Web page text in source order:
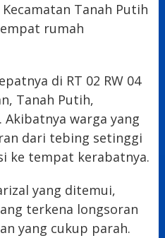
Tanah Putih
rumah
di RT 02 RW 04
Tanah Putih,
Akibatnya warga yang
dari tebing setinggi
ke tempat kerabatnya.
yang ditemui,
terkena longsoran
yang cukup parah.